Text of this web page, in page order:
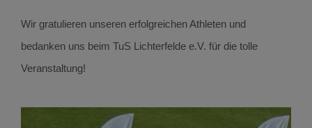
Wir gratulieren unseren erfolgreichen Athleten und
bedanken uns beim TuS Lichterfelde e.V. für die tolle
Veranstaltung!